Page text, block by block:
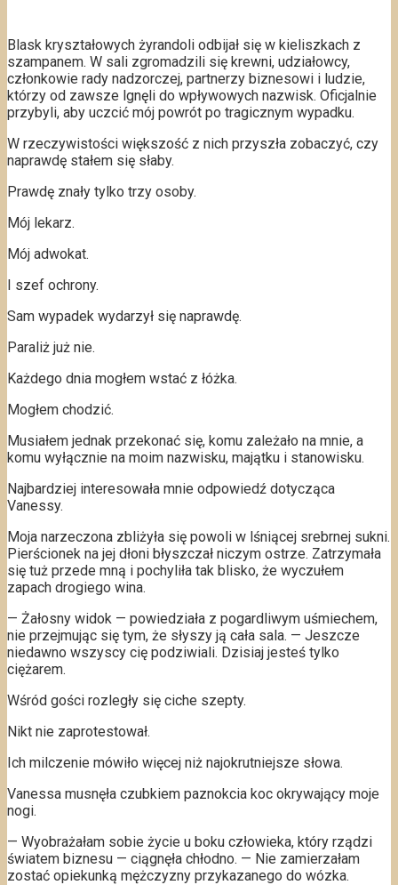
Blask kryształowych żyrandoli odbijał się w kieliszkach z
szampanem. W sali zgromadzili się krewni, udziałowcy,
członkowie rady nadzorczej, partnerzy biznesowi i ludzie,
którzy od zawsze lgnęli do wpływowych nazwisk. Oficjalnie
przybyli, aby uczcić mój powrót po tragicznym wypadku.
W rzeczywistości większość z nich przyszła zobaczyć, czy
naprawdę stałem się słaby.
Prawdę znały tylko trzy osoby.
Mój lekarz.
Mój adwokat.
I szef ochrony.
Sam wypadek wydarzył się naprawdę.
Paraliż już nie.
Każdego dnia mogłem wstać z łóżka.
Mogłem chodzić.
Musiałem jednak przekonać się, komu zależało na mnie, a
komu wyłącznie na moim nazwisku, majątku i stanowisku.
Najbardziej interesowała mnie odpowiedź dotycząca
Vanessy.
Moja narzeczona zbliżyła się powoli w lśniącej srebrnej sukni.
Pierścionek na jej dłoni błyszczał niczym ostrze. Zatrzymała
się tuż przede mną i pochyliła tak blisko, że wyczułem
zapach drogiego wina.
— Żałosny widok — powiedziała z pogardliwym uśmiechem,
nie przejmując się tym, że słyszy ją cała sala. — Jeszcze
niedawno wszyscy cię podziwiali. Dzisiaj jesteś tylko
ciężarem.
Wśród gości rozległy się ciche szepty.
Nikt nie zaprotestował.
Ich milczenie mówiło więcej niż najokrutniejsze słowa.
Vanessa musnęła czubkiem paznokcia koc okrywający moje
nogi.
— Wyobrażałam sobie życie u boku człowieka, który rządzi
światem biznesu — ciągnęła chłodno. — Nie zamierzałam
zostać opiekunką mężczyzny przykazanego do wózka.